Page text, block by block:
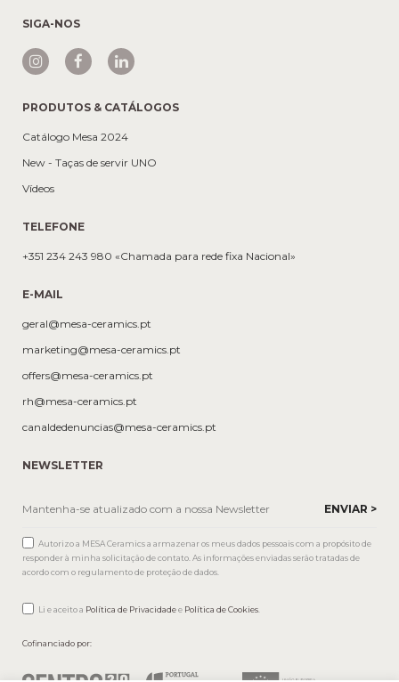
SIGA-NOS
PRODUTOS & CATÁLOGOS
Catálogo Mesa 2024
New - Taças de servir UNO
Vídeos
TELEFONE
+351 234 243 980 «Chamada para rede fixa Nacional»
E-MAIL
geral@mesa-ceramics.pt
marketing@mesa-ceramics.pt
offers@mesa-ceramics.pt
rh@mesa-ceramics.pt
canaldedenuncias@mesa-ceramics.pt
NEWSLETTER
Autorizo a MESA Ceramics a armazenar os meus dados pessoais com a propósito de
responder à minha solicitação de contato. As informações enviadas serão tratadas de
acordo com o regulamento de proteção de dados.
Li e aceito a Política de Privacidadee Política de Cookies.
Cofinanciado por: